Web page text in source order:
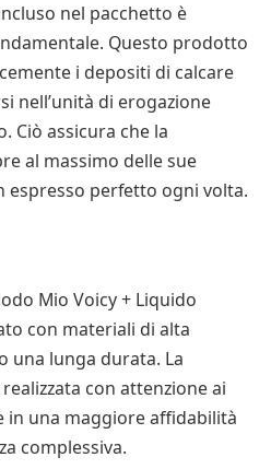
nel pacchetto è
Questo prodotto
i depositi di calcare
nell’unità di erogazione
Ciò assicura che la
al massimo delle sue
espresso perfetto ogni volta.
Mio Voicy + Liquido
con materiali di alta
una lunga durata. La
con attenzione ai
in una maggiore affidabilità
complessiva.